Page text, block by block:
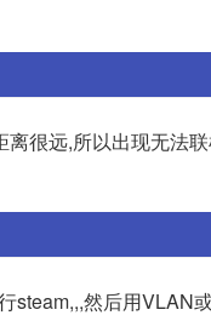
很远,所以出现无法
然后用VLAN或